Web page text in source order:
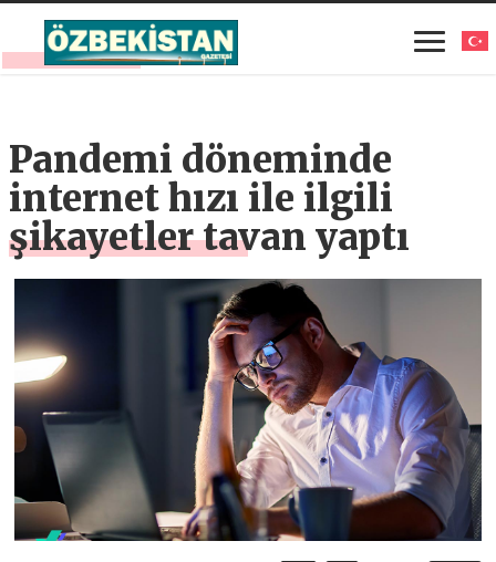
Pandemi döneminde
internet hızı ile ilgili
şikayetler tavan yaptı